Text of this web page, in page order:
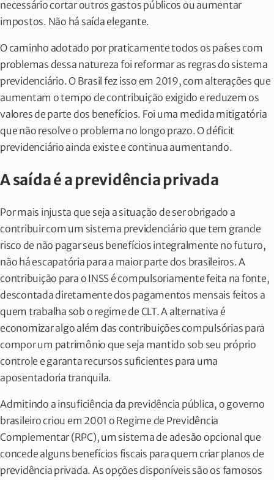
necessário cortar outros gastos públicos ou aumentar
impostos. Não há saída elegante.
O caminho adotado por praticamente todos os países com
problemas dessa natureza foi reformar as regras do sistema
previdenciário. O Brasil fez isso em 2019, com alterações que
aumentam o tempo de contribuição exigido e reduzem os
valores de parte dos benefícios. Foi uma medida mitigatória
que não resolve o problema no longo prazo. O déficit
previdenciário ainda existe e continua aumentando.
A saída é a previdência privada
Por mais injusta que seja a situação de ser obrigado a
contribuir com um sistema previdenciário que tem grande
risco de não pagar seus benefícios integralmente no futuro,
não há escapatória para a maior parte dos brasileiros. A
contribuição para o INSS é compulsoriamente feita na fonte,
descontada diretamente dos pagamentos mensais feitos a
quem trabalha sob o regime de CLT. A alternativa é
economizar algo além das contribuições compulsórias para
compor um patrimônio que seja mantido sob seu próprio
controle e garanta recursos suficientes para uma
aposentadoria tranquila.
Admitindo a insuficiência da previdência pública, o governo
brasileiro criou em 2001 o Regime de Previdência
Complementar (RPC), um sistema de adesão opcional que
concede alguns benefícios fiscais para quem criar planos de
previdência privada. As opções disponíveis são os famosos